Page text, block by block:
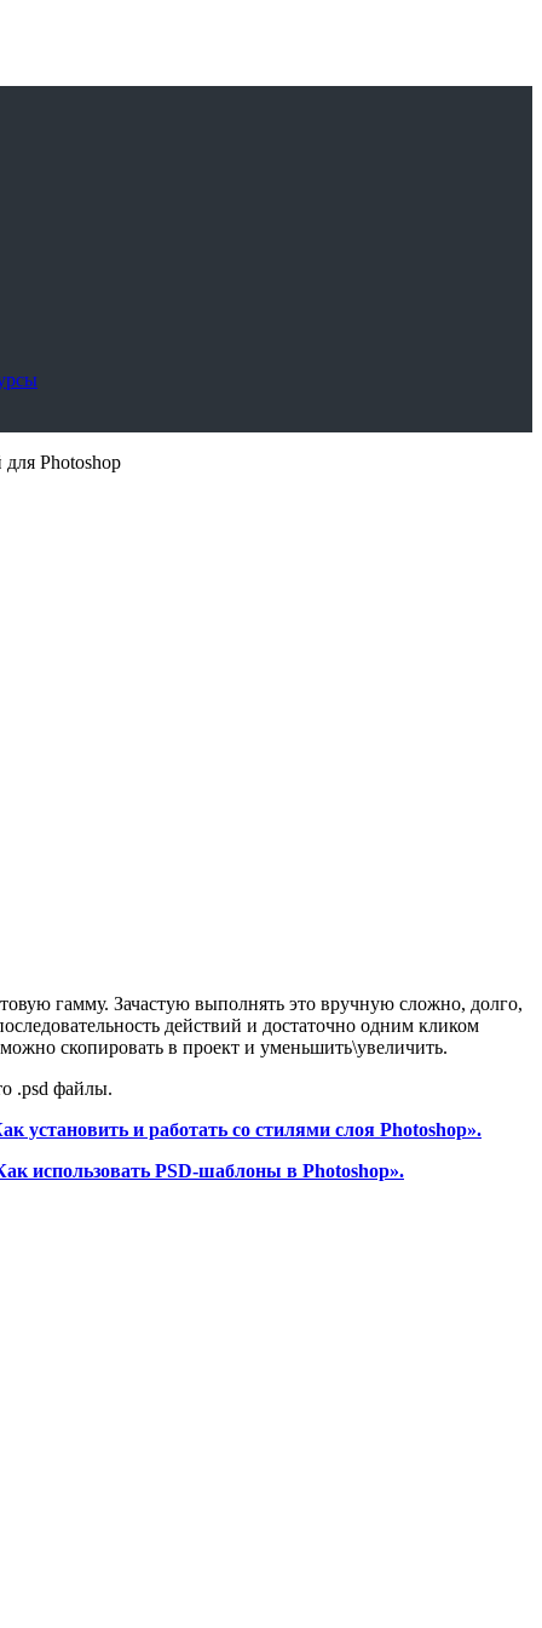
Photoshop
гамму. Зачастую выполнять это вручную сложно, долго,
действий и достаточно одним кликом
скопировать в проект и уменьшить\увеличить.
.psd файлы.
установить и работать со стилями слоя Photoshop».
использовать PSD-шаблоны в Photoshop».